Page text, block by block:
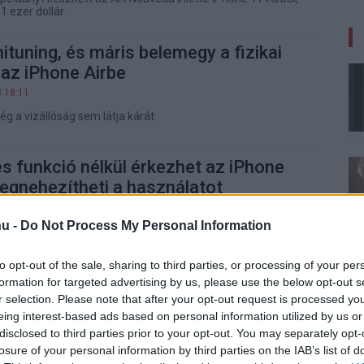
- Do Not Process My Personal Information
opt-out of the sale, sharing to third parties, or processing of your
for targeted advertising by us, please use the below opt-out
selection. Please note that after your opt-out request is processed
interest-based ads based on personal information utilized by us
to third parties prior to your opt-out. You may separately
of your personal information by third parties on the IAB’s list of
ezer dollár.
és máris belemegy a fizikai
iPhone Airbe
18:11
a vízállóság sem látja kárát.
funkció nélkül érkezhet az iPhone
a használatot
kapcsán is felmerültek problémák emiatt, de az Apple
meg, ha a jövőben nem láttok sok
telefont
iPhone Air relatív buktája átgondoltatta a piaccal a